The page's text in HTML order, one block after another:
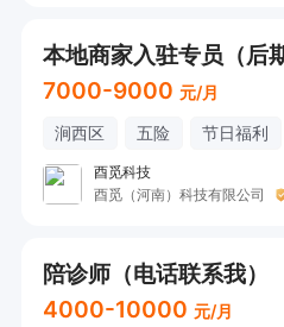
7000-9000 元/月
涧西区 五险 节日福利
酉觅科技
酉觅（河南）科技有限公司
陪诊师（电话联系我）
4000-10000 元/月